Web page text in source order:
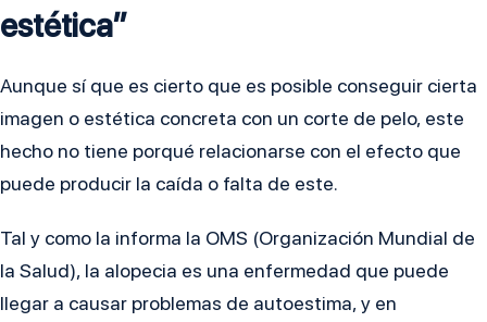
estética”
Aunque sí que es cierto que es posible conseguir cierta
imagen o estética concreta con un corte de pelo, este
hecho no tiene porqué relacionarse con el efecto que
puede producir la caída o falta de este.
Tal y como la informa la OMS (Organización Mundial de
la Salud), la alopecia es una enfermedad que puede
llegar a causar problemas de autoestima, y en